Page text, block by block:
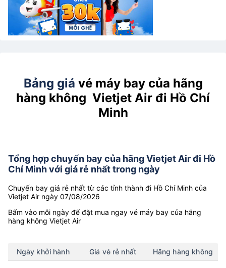
Bảng giá vé máy bay của hãng
hàng không Vietjet Air đi Hồ Chí
Minh
Tổng hợp chuyến bay của hãng Vietjet Air đi Hồ
Chí Minh với giá rẻ nhất trong ngày
Chuyến bay giá rẻ nhất từ các tỉnh thành đi Hồ Chí Minh của
Vietjet Air ngày 07/08/2026
Bấm vào mỗi ngày để đặt mua ngay vé máy bay của hãng
hàng không Vietjet Air
Ngày khởi hành Giá vé rẻ nhất Hãng hàng không